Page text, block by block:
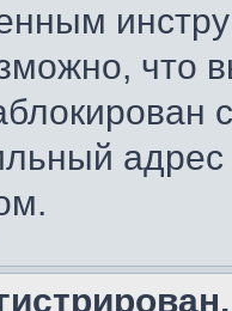
что
адрес